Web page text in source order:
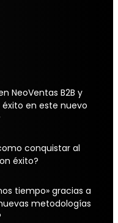
NeoVentas B2B y
en este nuevo
conquistar al
éxito?
tiempo» gracias a
metodologías